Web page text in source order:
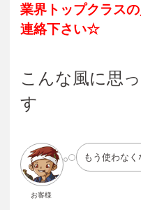
業界トップクラス
連絡下さい☆
こんな風に思
す
お客様
もう使わな